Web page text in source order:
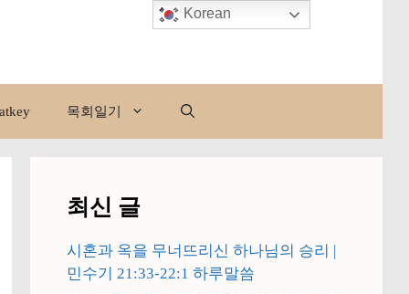
목회일기
최신 글
시혼과 옥을 무너뜨리신 하나님의 승리 |
민수기 21:33-22:1 하루말씀
Korean